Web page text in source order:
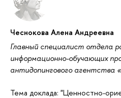
Чеснокова Алена Андреевна
Главный специалист отдела
информационно-обучающих
антидопингового агентства
Тема доклада: "Ценностно-